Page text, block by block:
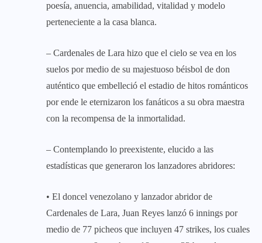
poesía, anuencia, amabilidad, vitalidad y modelo
perteneciente a la casa blanca.
– Cardenales de Lara hizo que el cielo se vea en los
suelos por medio de su majestuoso béisbol de don
auténtico que embelleció el estadio de hitos románticos
por ende le eternizaron los fanáticos a su obra maestra
con la recompensa de la inmortalidad.
– Contemplando lo preexistente, elucido a las
estadísticas que generaron los lanzadores abridores:
• El doncel venezolano y lanzador abridor de
Cardenales de Lara, Juan Reyes lanzó 6 innings por
medio de 77 picheos que incluyen 47 strikes, los cuales